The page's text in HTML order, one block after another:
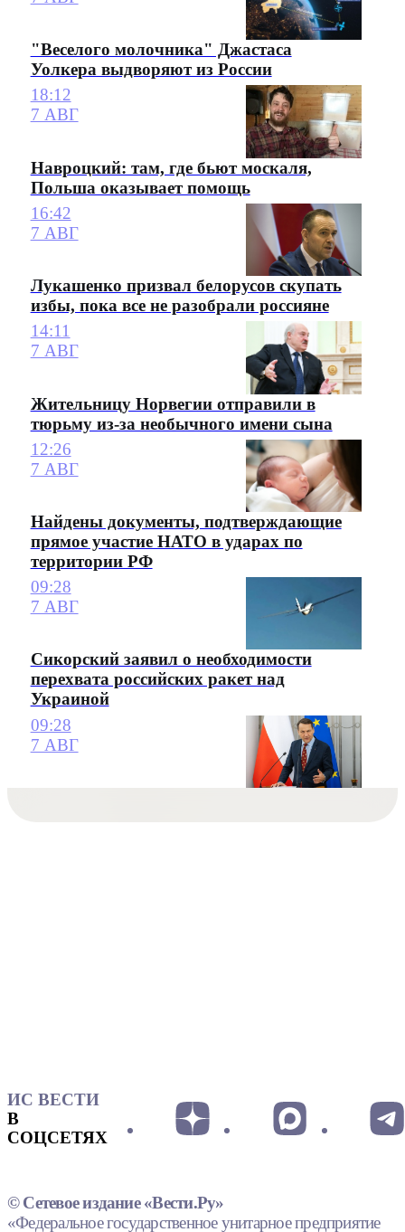
"Веселого молочника" Джастаса
Уолкера выдворяют из России
18:12
7 АВГ
Навроцкий: там, где бьют москаля,
Польша оказывает помощь
16:42
7 АВГ
Лукашенко призвал белорусов скупать
избы, пока все не разобрали россияне
14:11
7 АВГ
Жительницу Норвегии отправили в
тюрьму из-за необычного имени сына
12:26
7 АВГ
Найдены документы, подтверждающие
прямое участие НАТО в ударах по
территории РФ
09:28
7 АВГ
Сикорский заявил о необходимости
перехвата российских ракет над
Украиной
09:28
7 АВГ
ИС ВЕСТИ
В
СОЦСЕТЯХ
© Сетевое издание «Вести.Ру»
«Федеральное государственное унитарное предприятие